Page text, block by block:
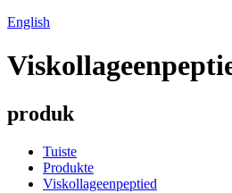
English
produk
Tuiste
Produkte
Viskollageenpeptied